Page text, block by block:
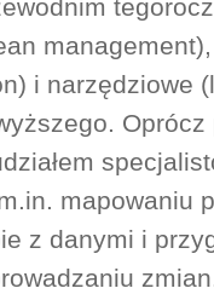
i narzędziowe
mapowaniu
z danymi i